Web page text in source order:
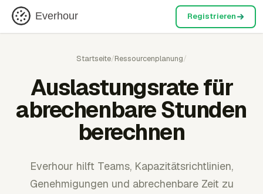
Everhour Registrieren
Startseite/Ressourcenplanung/
Auslastungsrate für
abrechenbare Stunden
berechnen
Everhour hilft Teams, Kapazitätsrichtlinien,
Genehmigungen und abrechenbare Zeit zu